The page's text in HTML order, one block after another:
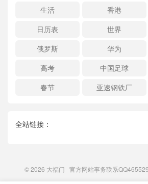
生活
香港
日历表
世界
俄罗斯
华为
高考
中国足球
春节
亚速钢铁厂
全站链接：
© 2026 大福门 官方网站事务联系